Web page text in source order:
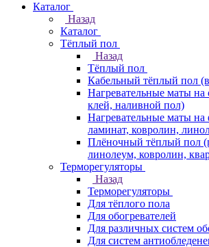
Каталог
Назад
Каталог
Тёплый пол
Назад
Тёплый пол
Кабельный тёплый пол
Нагревательные маты на
клей, наливной пол)
Нагревательные маты на
ламинат, ковролин,
Плёночный тёплый пол
линолеум, ковролин,
Терморегуляторы
Назад
Терморегуляторы
Для тёплого пола
Для обогревателей
Для различных систем
Для систем